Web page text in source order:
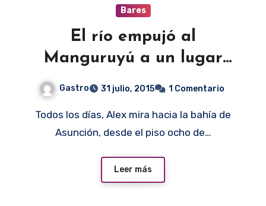
Bares
El río empujó al
Manguruyú a un lugar
Gastro 31 julio, 2015 1 Comentario
Todos los días, Alex mira hacia la bahía de
Asunción, desde el piso ocho de…
Leer más